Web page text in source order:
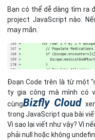
Bạn có thể dễ dàng tìm ra
project JavaScript nào.
may mắn.
Đoạn Code trên là từ một
ty gia công mà mình có
cùngBizfly Cloud
trong JavaScript qua bài
Vì sao lại viết như vậy? Vì
phải null hoặc không